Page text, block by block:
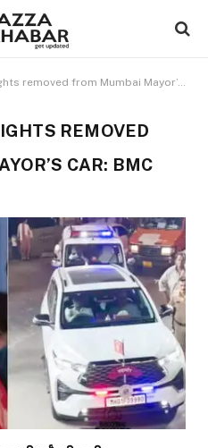
from Mumbai Mayor’s car: BMC"
REMOVED
CAR: BMC